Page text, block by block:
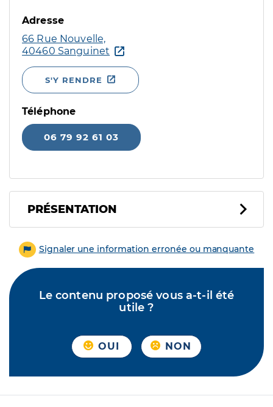
Adresse
66 Rue Nouvelle,
40460 Sanguinet
S'Y RENDRE
Téléphone
06 79 92 61 03
PRÉSENTATION
Signaler une information erronée ou manquante
Le contenu proposé vous a-t-il été
utile ?
OUI NON